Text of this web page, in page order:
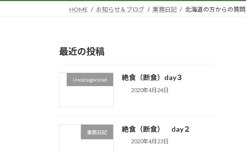
HOME お知らせ＆ブログ 業務日記 北海道の方からの質問
最近の投稿
Uncategorized 絶食（断食）day３
2020年4月24日
業務日記 絶食（断食） day２
2020年4月23日